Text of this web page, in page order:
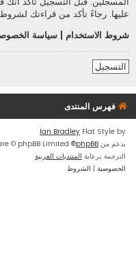
عليها. رجاءً تأكد من قراءتك
شروط الاستخدام
سياسة
التسجيل
فهرس المنتدى
Flat Style by
Ian Bradley
بدعم من phpBB
® Forum Software © phpBB Limited
الترجمة برعاية المنتديات العربية
الخصوصية | الشروط